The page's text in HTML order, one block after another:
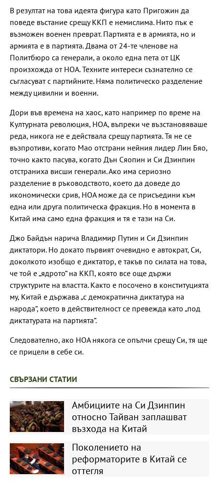
В резултат на това идеята фигура като Пригожин да
поведе въстание срещу ККП е немислима. Нито пък е
възможен военен преврат. Партията е в армията, но и
армията е в партията. Двама от 24-те членове на
Политбюро са генерали, а около една пета от ЦК
произхожда от НОА. Техните интереси съзнателно се
съгласуват с партийните. Няма политическо разделение
между цивилни и военни.
Дори във времена на хаос, като например по време на
Културната революция, НОА, въпреки че възстановяваше
реда, никога не е действала срещу партията. Тя не се
възпротиви, когато Мао отстрани нейния лидер Лин Бяо,
точно както пасува, когато Дън Сяопин и Си Дзинпин
отстраниха висши генерали. Ако има сериозно
разделение в ръководството, което да доведе до
икономически срив, НОА може да се присъедини към
една или друга политическа фракция. Но в момента в
Китай има само една фракция и тя е тази на Си.
Джо Байдън нарича Владимир Путин и Си Дзинпин
диктатори. Но докато първият очевидно е автократ, Си,
доколкото изобщо е диктатор, е такъв по силата на това,
че той е „ядрото“ на ККП, която все още държи
структурите на властта. Както е посочено в конституцията
му, Китай е държава „с демократична диктатура на
народа“, което в действителност се превежда като „под
диктатурата на партията“.
Следователно, ако НОА някога се опълчи срещу Си, тя ще
се прицели в себе си.
СВЪРЗАНИ СТАТИИ
Амбициите на Си Дзинпин
относно Тайван заплашват
възхода на Китай
Поколението на
реформаторите в Китай се
оттегля